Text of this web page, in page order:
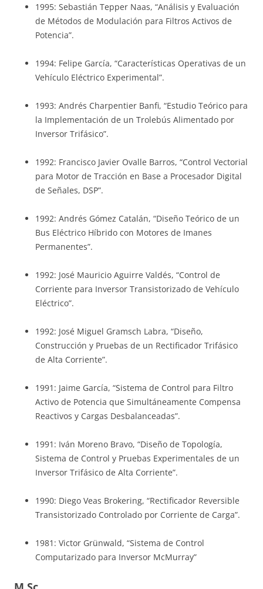
1995: Sebastián Tepper Naas, “Análisis y Evaluación
de Métodos de Modulación para Filtros Activos de
Potencia”.
1994: Felipe García, “Características Operativas de un
Vehículo Eléctrico Experimental”.
1993: Andrés Charpentier Banfi, “Estudio Teórico para
la Implementación de un Trolebús Alimentado por
Inversor Trifásico”.
1992: Francisco Javier Ovalle Barros, “Control Vectorial
para Motor de Tracción en Base a Procesador Digital
de Señales, DSP”.
1992: Andrés Gómez Catalán, “Diseño Teórico de un
Bus Eléctrico Híbrido con Motores de Imanes
Permanentes”.
1992: José Mauricio Aguirre Valdés, “Control de
Corriente para Inversor Transistorizado de Vehículo
Eléctrico”.
1992: José Miguel Gramsch Labra, “Diseño,
Construcción y Pruebas de un Rectificador Trifásico
de Alta Corriente”.
1991: Jaime García, “Sistema de Control para Filtro
Activo de Potencia que Simultáneamente Compensa
Reactivos y Cargas Desbalanceadas”.
1991: Iván Moreno Bravo, “Diseño de Topología,
Sistema de Control y Pruebas Experimentales de un
Inversor Trifásico de Alta Corriente”.
1990: Diego Veas Brokering, “Rectificador Reversible
Transistorizado Controlado por Corriente de Carga”.
1981: Victor Grünwald, “Sistema de Control
Computarizado para Inversor McMurray”